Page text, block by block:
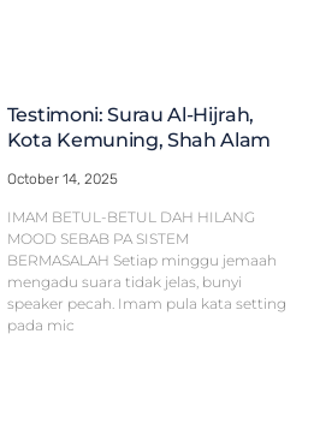
Testimoni: Surau Al-Hijrah,
Kota Kemuning, Shah Alam
October 14, 2025
IMAM BETUL-BETUL DAH HILANG
MOOD SEBAB PA SISTEM
BERMASALAH Setiap minggu jemaah
mengadu suara tidak jelas, bunyi
speaker pecah. Imam pula kata setting
pada mic